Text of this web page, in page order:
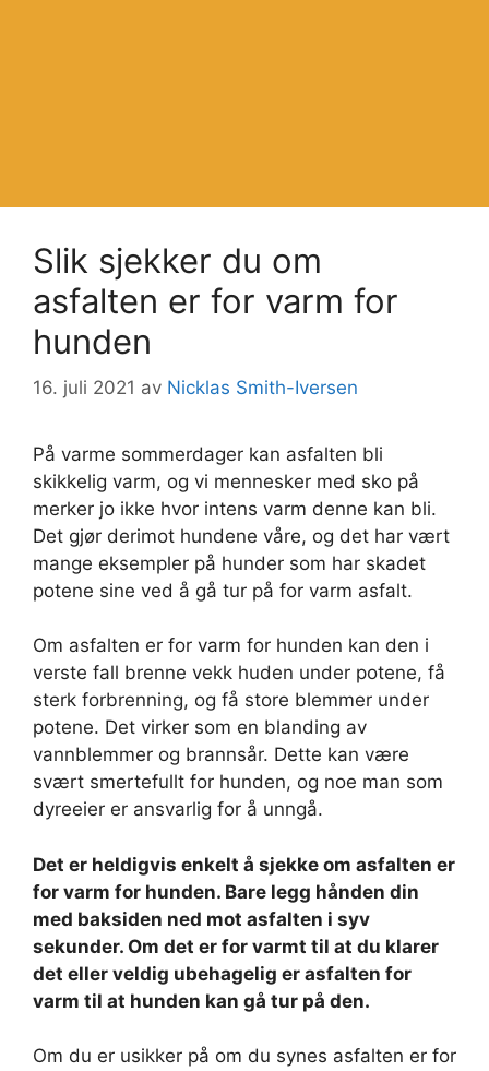
Slik sjekker du om
asfalten er for varm for
hunden
16. juli 2021 av Nicklas Smith-Iversen
På varme sommerdager kan asfalten bli
skikkelig varm, og vi mennesker med sko på
merker jo ikke hvor intens varm denne kan bli.
Det gjør derimot hundene våre, og det har vært
mange eksempler på hunder som har skadet
potene sine ved å gå tur på for varm asfalt.
Om asfalten er for varm for hunden kan den i
verste fall brenne vekk huden under potene, få
sterk forbrenning, og få store blemmer under
potene. Det virker som en blanding av
vannblemmer og brannsår. Dette kan være
svært smertefullt for hunden, og noe man som
dyreeier er ansvarlig for å unngå.
Det er heldigvis enkelt å sjekke om asfalten er
for varm for hunden. Bare legg hånden din
med baksiden ned mot asfalten i syv
sekunder. Om det er for varmt til at du klarer
det eller veldig ubehagelig er asfalten for
varm til at hunden kan gå tur på den.
Om du er usikker på om du synes asfalten er for